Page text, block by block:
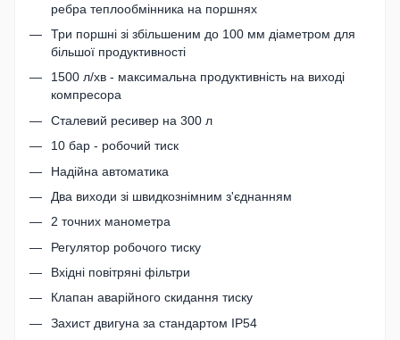
ребра теплообмінника на поршнях
Три поршні зі збільшеним до 100 мм діаметром для
більшої продуктивності
1500 л/хв - максимальна продуктивність на виході
компресора
Сталевий ресивер на 300 л
10 бар - робочий тиск
Надійна автоматика
Два виходи зі швидкознімним з'єднанням
2 точних манометра
Регулятор робочого тиску
Вхідні повітряні фільтри
Клапан аварійного скидання тиску
Захист двигуна за стандартом IP54